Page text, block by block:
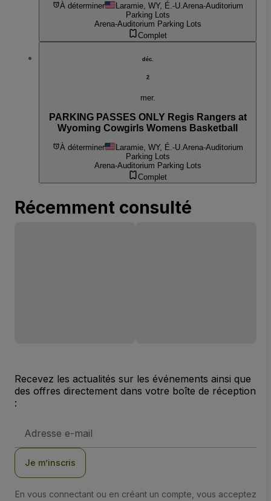
À déterminer Laramie, WY, É.-U. Arena-Auditorium
Parking Lots
Arena-Auditorium Parking Lots
Complet
déc.
2
mer.
PARKING PASSES ONLY Regis Rangers at
Wyoming Cowgirls Womens Basketball
À déterminer Laramie, WY, É.-U.Arena-Auditorium
Parking Lots
Arena-Auditorium Parking Lots
Complet
Récemment consulté
Recevez les actualités sur les événements ainsi que
des offres directement dans votre boîte de réception
:
e-
Je m’inscris
En vous connectant ou en créant un compte, vous acceptez